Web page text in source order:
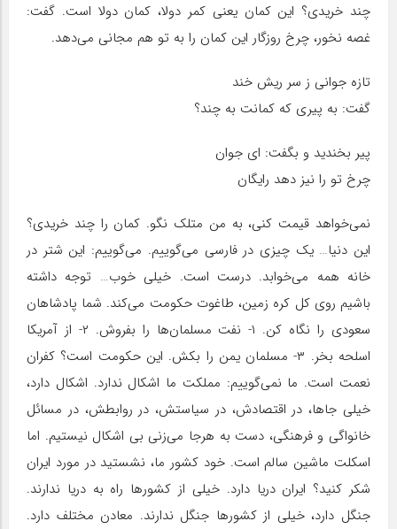
چند خریدی؟ این کمان یعنی کمر دولا، کمان دولا است. گفت:
غصه نخور، چرخ روزگار این کمان را به تو هم مجانی می‌دهد.
تازه جوانی ز سر ریش خند
گفت: به پیری که کمانت به چند؟
پیر بخندید و بگفت: ای جوان
چرخ تو را نیز دهد رایگان
نمی‌خواهد قیمت کنی، به من متلک نگو. کمان را چند خریدی؟
این دنیا… یک چیزی در فارسی می‌گوییم. می‌گوییم: این شتر در
خانه همه می‌خوابد. درست است. خیلی خوب… توجه داشته
باشیم روی کل کره زمین، طاغوت حکومت می‌کند. شما پادشاهان
سعودی را نگاه کن. ۱- نفت مسلمان‌ها را بفروش. ۲- از آمریکا
اسلحه بخر. ۳- مسلمان یمن را بکش. این حکومت است؟ کفران
نعمت است. ما نمی‌گوییم: مملکت ما اشکال ندارد. اشکال دارد،
خیلی جاها، در اقتصادش، در سیاستش، در روابطش، در مسائل
خانواگی و فرهنگی، دست به هرجا می‌زنی بی اشکال نیستیم. اما
اسکلت ماشین سالم است. خود کشور ما، نشستید در مورد ایران
شکر کنید؟ ایران دریا دارد. خیلی از کشورها راه به دریا ندارند.
جنگل دارد، خیلی از کشورها جنگل ندارند. معادن مختلف دارد.